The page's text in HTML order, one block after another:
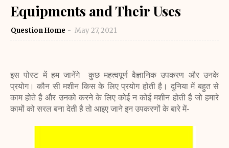
Equipments and Their Uses
Question Home May 27, 2021
इस पोस्ट में हम जानेंगे कुछ महत्वपूर्ण वैज्ञानिक उपकरण और उनके
प्रयोग। कौन सी मशीन किस के लिए प्रयोग होती है। दुनिया में बहुत से
काम होते है और उनको करने के लिए कोई न कोई मशीन होती है जो हमारे
कामों को सरल बना देती है तो आइए जाने इन उपकरणों के बारे में-